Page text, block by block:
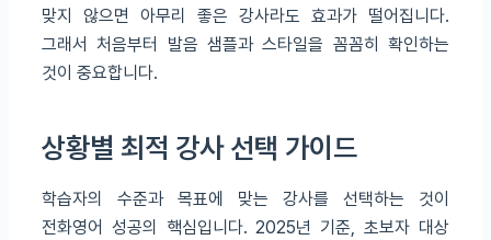
맞지 않으면 아무리 좋은 강사라도 효과가 떨어집니다.
그래서 처음부터 발음 샘플과 스타일을 꼼꼼히 확인하는
것이 중요합니다.
상황별 최적 강사 선택 가이드
학습자의 수준과 목표에 맞는 강사를 선택하는 것이
전화영어 성공의 핵심입니다. 2025년 기준, 초보자 대상